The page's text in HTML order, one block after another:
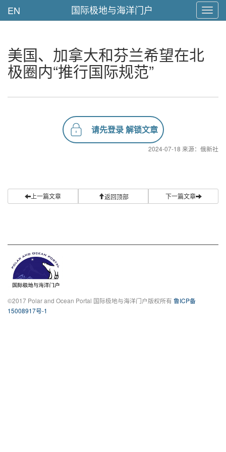
EN 国际极地与海洋门户
美国、加拿大和芬兰希望在北
极圈内“推行国际规范”
请先登录 解锁文章
2024-07-18 来源：俄新社
上一篇文章 返回顶部 下一篇文章
©2017 Polar and Ocean Portal 国际极地与海洋门户版权所有 鲁ICP备
15008917号-1